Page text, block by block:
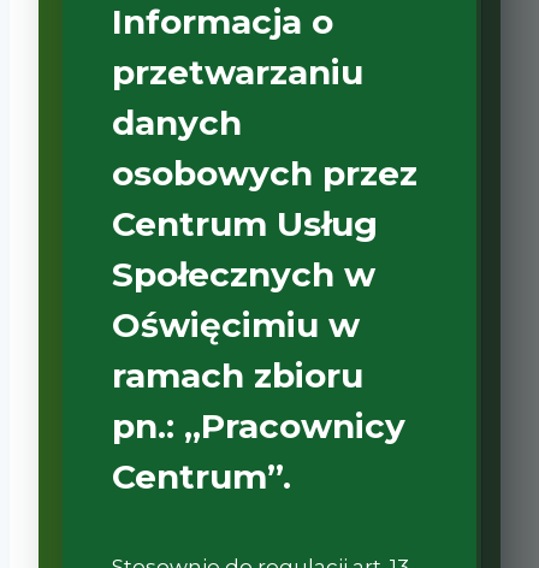
Informacja o
przetwarzaniu
danych
osobowych przez
Centrum Usług
Społecznych w
Oświęcimiu w
ramach zbioru
pn.: „Pracownicy
Centrum”.